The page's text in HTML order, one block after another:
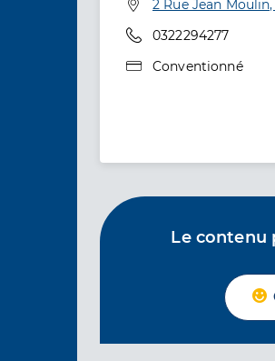
Adresse
2 Rue Jean
Téléphone
0322294277
Type de convention
Conventionné
Le contenu